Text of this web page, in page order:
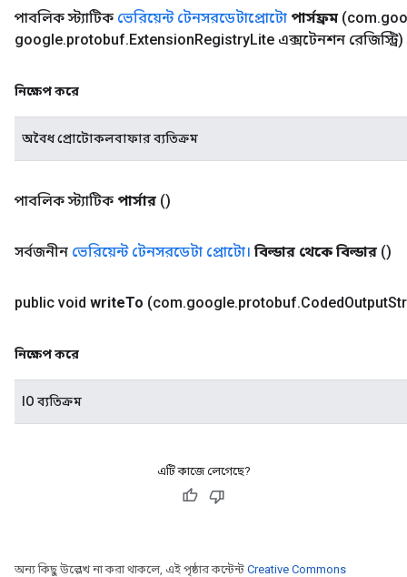
পাবলিক স্ট্যাটিক ভেরিয়েন্ট টেনসরডেটাপ্রোটো পার্সফ্রম (com.
google.protobuf.ExtensionRegistryLite এক্সটেনশন রেজিস্ট্রি)
নিক্ষেপ করে
অবৈধ প্রোটোকলবাফার ব্যতিক্রম
পাবলিক স্ট্যাটিক পার্সার ()
সর্বজনীন ভেরিয়েন্ট টেনসরডেটা প্রোটো। বিল্ডার থেকে বিল্ডার ()
public void writeTo (com.google.protobuf.CodedOutput
নিক্ষেপ করে
IO ব্যতিক্রম
এটি কাজে লেগেছে?
অন্য কিছু উল্লেখ না করা থাকলে, এই পৃষ্ঠার কন্টেন্ট Creative Commons